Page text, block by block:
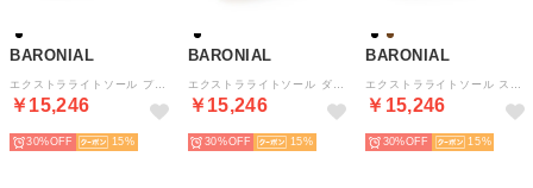
BARONIAL
￥15,246
30% 15
BARONIAL
￥15,246
30% 15
BARONIAL
￥15,246
30% 15